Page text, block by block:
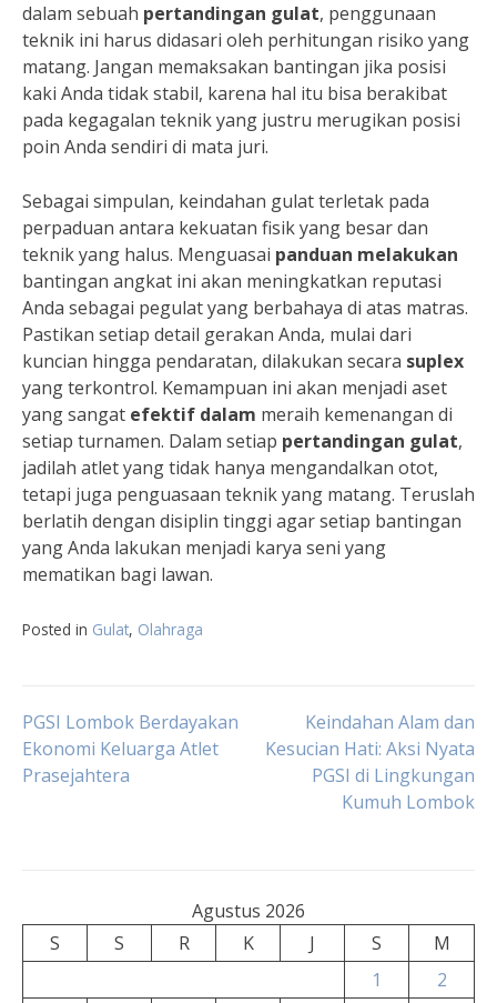
dalam sebuah pertandingan gulat, penggunaan
teknik ini harus didasari oleh perhitungan risiko yang
matang. Jangan memaksakan bantingan jika posisi
kaki Anda tidak stabil, karena hal itu bisa berakibat
pada kegagalan teknik yang justru merugikan posisi
poin Anda sendiri di mata juri.
Sebagai simpulan, keindahan gulat terletak pada
perpaduan antara kekuatan fisik yang besar dan
teknik yang halus. Menguasai panduan melakukan
bantingan angkat ini akan meningkatkan reputasi
Anda sebagai pegulat yang berbahaya di atas matras.
Pastikan setiap detail gerakan Anda, mulai dari
kuncian hingga pendaratan, dilakukan secara suplex
yang terkontrol. Kemampuan ini akan menjadi aset
yang sangat efektif dalam meraih kemenangan di
setiap turnamen. Dalam setiap pertandingan gulat,
jadilah atlet yang tidak hanya mengandalkan otot,
tetapi juga penguasaan teknik yang matang. Teruslah
berlatih dengan disiplin tinggi agar setiap bantingan
yang Anda lakukan menjadi karya seni yang
mematikan bagi lawan.
Posted in Gulat, Olahraga
Navigasi
pos
PGSI Lombok Berdayakan
Ekonomi Keluarga Atlet
Prasejahtera
Keindahan Alam dan
Kesucian Hati: Aksi Nyata
PGSI di Lingkungan
Kumuh Lombok
Agustus 2026
S
S R K J S
M
1
2